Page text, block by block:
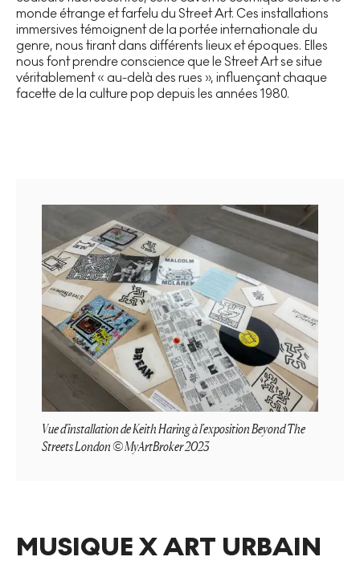
monde étrange et farfelu du Street Art. Ces installations
immersives témoignent de la portée internationale du
genre, nous tirant dans différents lieux et époques. Elles
nous font prendre conscience que le Street Art se situe
véritablement « au-delà des rues », influençant chaque
facette de la culture pop depuis les années 1980.
Vue d'installation de Keith Haring à l'exposition Beyond The
Streets London © MyArtBroker 2023
MUSIQUE X ART URBAIN